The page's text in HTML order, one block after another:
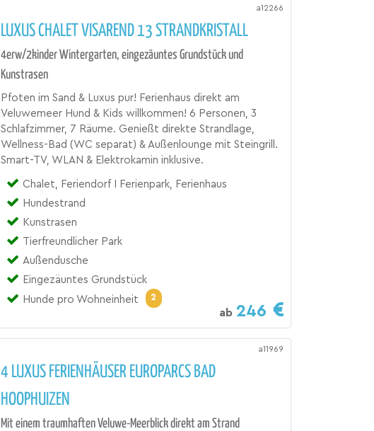
a12266
LUXUS CHALET VISAREND 13 STRANDKRISTALL
4erw/2kinder Wintergarten, eingezäuntes Grundstück und
Kunstrasen
Pfoten im Sand & Luxus pur! Ferienhaus direkt am
Veluwemeer Hund & Kids willkommen! 6 Personen, 3
Schlafzimmer, 7 Räume. Genießt direkte Strandlage,
Wellness-Bad (WC separat) & Außenlounge mit Steingrill.
Smart-TV, WLAN & Elektrokamin inklusive.
Chalet, Feriendorf I Ferienpark, Ferienhaus
Hundestrand
Kunstrasen
Tierfreundlicher Park
Außendusche
Eingezäuntes Grundstück
Hunde pro Wohneinheit
2
ab 246
a11969
4 LUXUS FERIENHÄUSER EUROPARCS BAD
HOOPHUIZEN
Mit einem traumhaften Veluwe-Meerblick direkt am Strand